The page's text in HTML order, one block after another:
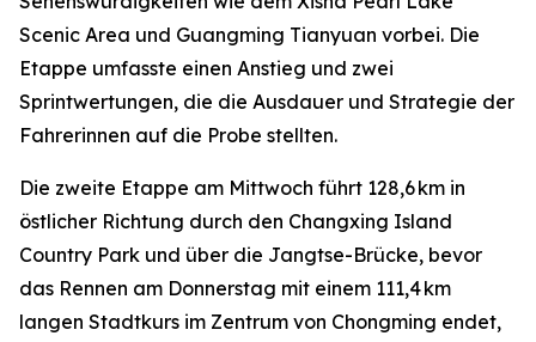
Scenic Area und Guangming Tianyuan vorbei. Die
Etappe umfasste einen Anstieg und zwei
Sprintwertungen, die die Ausdauer und Strategie der
Fahrerinnen auf die Probe stellten.
Die zweite Etappe am Mittwoch führt 128,6 km in
östlicher Richtung durch den Changxing Island
Country Park und über die Jangtse-Brücke, bevor
das Rennen am Donnerstag mit einem 111,4 km
langen Stadtkurs im Zentrum von Chongming endet,